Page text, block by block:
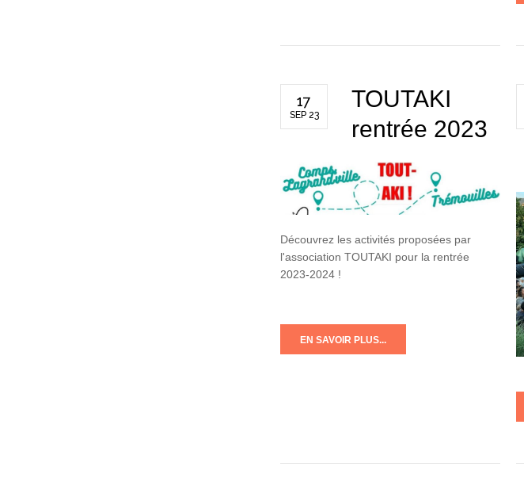
17
SEP 23
TOUTAKI
rentrée 2023
Découvrez les activités proposées par
l'association TOUTAKI pour la rentrée
2023-2024 !
EN SAVOIR PLUS...